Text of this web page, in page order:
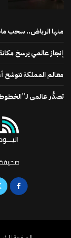
منها الرياض.. سحب ماطرة
إنجاز عالمي يرسخ
معالم المملكة تتوشح
تصدُّر عالمي